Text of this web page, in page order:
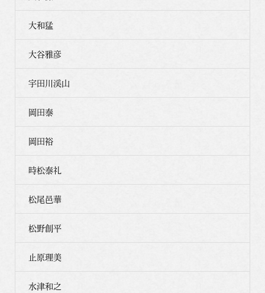
大和猛
大谷雅彦
宇田川渓山
岡田泰
岡田裕
時松泰礼
松尾邑華
松野創平
止原理美
水津和之